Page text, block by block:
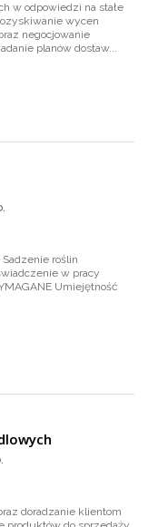
w odpowiedzi na stałe
wycen
negocjowanie
planów dostaw...
roślin
w pracy
Umiejętność
doradzanie klientom